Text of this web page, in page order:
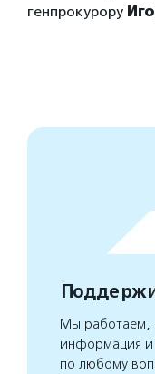
генпрокурору
Мы работаем,
информация и
по любому